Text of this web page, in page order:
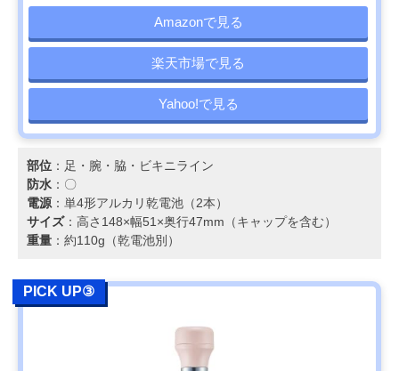
Amazonで見る
楽天市場で見る
Yahoo!で見る
部位 ：足・腕・脇・ビキニライン
防水 ：〇
電源：単4形アルカリ乾電池（2本）
サイズ：高さ148×幅51×奥行47mm（キャップを含む）
重量 ：約110g（乾電池別）
PICK UP③